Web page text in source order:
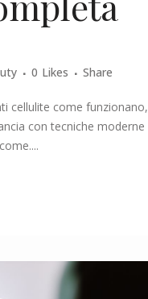
0 Likes Share
cellulite come funzionano,
con tecniche moderne